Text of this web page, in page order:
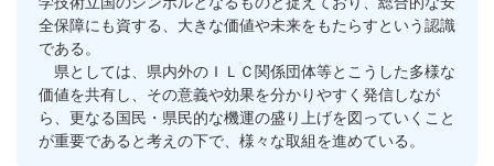
全保障にも資する、大きな価値や未来をもたらすという認識
である。
県としては、県内外のＩＬＣ関係団体等とこうした多様な
価値を共有し、その意義や効果を分かりやすく発信しなが
ら、更なる国民・県民的な機運の盛り上げを図っていくこと
が重要であると考えの下で、様々な取組を進めている。